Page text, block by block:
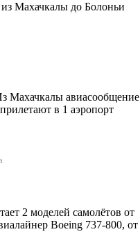
Махачкалы до Болоньи
Махачкалы авиасообщение
в 1 аэропорт
2 моделей самолётов от
Boeing 737-800, от